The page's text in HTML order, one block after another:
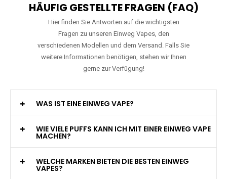
HÄUFIG GESTELLTE FRAGEN (FAQ)
Hier finden Sie Antworten auf die wichtigsten
Fragen zu unseren Einweg Vapes, den
verschiedenen Modellen und dem Versand. Falls Sie
weitere Informationen benötigen, stehen wir Ihnen
gerne zur Verfügung!
WAS IST EINE EINWEG VAPE?
WIE VIELE PUFFS KANN ICH MIT EINER EINWEG VAPE
MACHEN?
WELCHE MARKEN BIETEN DIE BESTEN EINWEG
VAPES?